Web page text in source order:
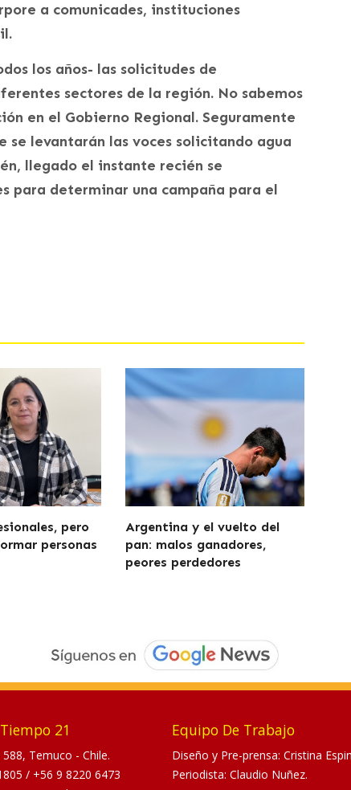
a comunicades, instituciones
los años- las solicitudes de
sectores de la región. No sabemos
en el Gobierno Regional. Seguramente
levantarán las voces solicitando agua
llegado el instante recién se
para determinar una campaña para el
pero
personas
Argentina y el vuelto del
pan: malos ganadores,
peores perdedores
21
Temuco - Chile.
/ +56 9 8220 6473
Equipo De Trabajo
Diseño y Pre-prensa: Cristina
Periodista: Claudio Nuñez.